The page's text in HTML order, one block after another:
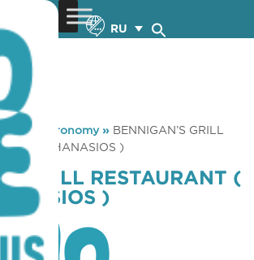
RU
»Gastronomy» BENNIGAN’S GRILL
ATHANASIOS )
GRILL RESTAURANT (
)